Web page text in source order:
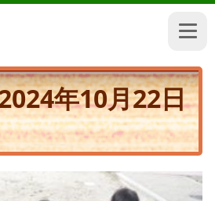
年10月22日